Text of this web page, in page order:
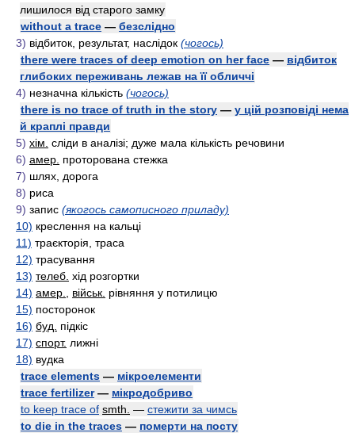
лишилося від старого замку
without a trace — безслідно
3) відбиток, результат, наслідок (чогось)
there were traces of deep emotion on her face — відбиток
глибоких переживань лежав на її обличчі
4) незначна кількість (чогось)
there is no trace of truth in the story — у цій розповіді нема
й краплі правди
5) хім. сліди в аналізі; дуже мала кількість речовини
6) амер. проторована стежка
7) шлях, дорога
8) риса
9) запис (якогось самописного приладу)
10) креслення на кальці
11) траєкторія, траса
12) трасування
13) телеб. хід розгортки
14) амер. військ. рівняння у потилицю
15) посторонок
16) буд.
підкіс
17) спорт. лижні
18) вудка
trace elements — мікроелементи
trace fertilizer— мікродобриво
to keep trace of smth. — стежити за чимсь
to die in the traces — померти на посту